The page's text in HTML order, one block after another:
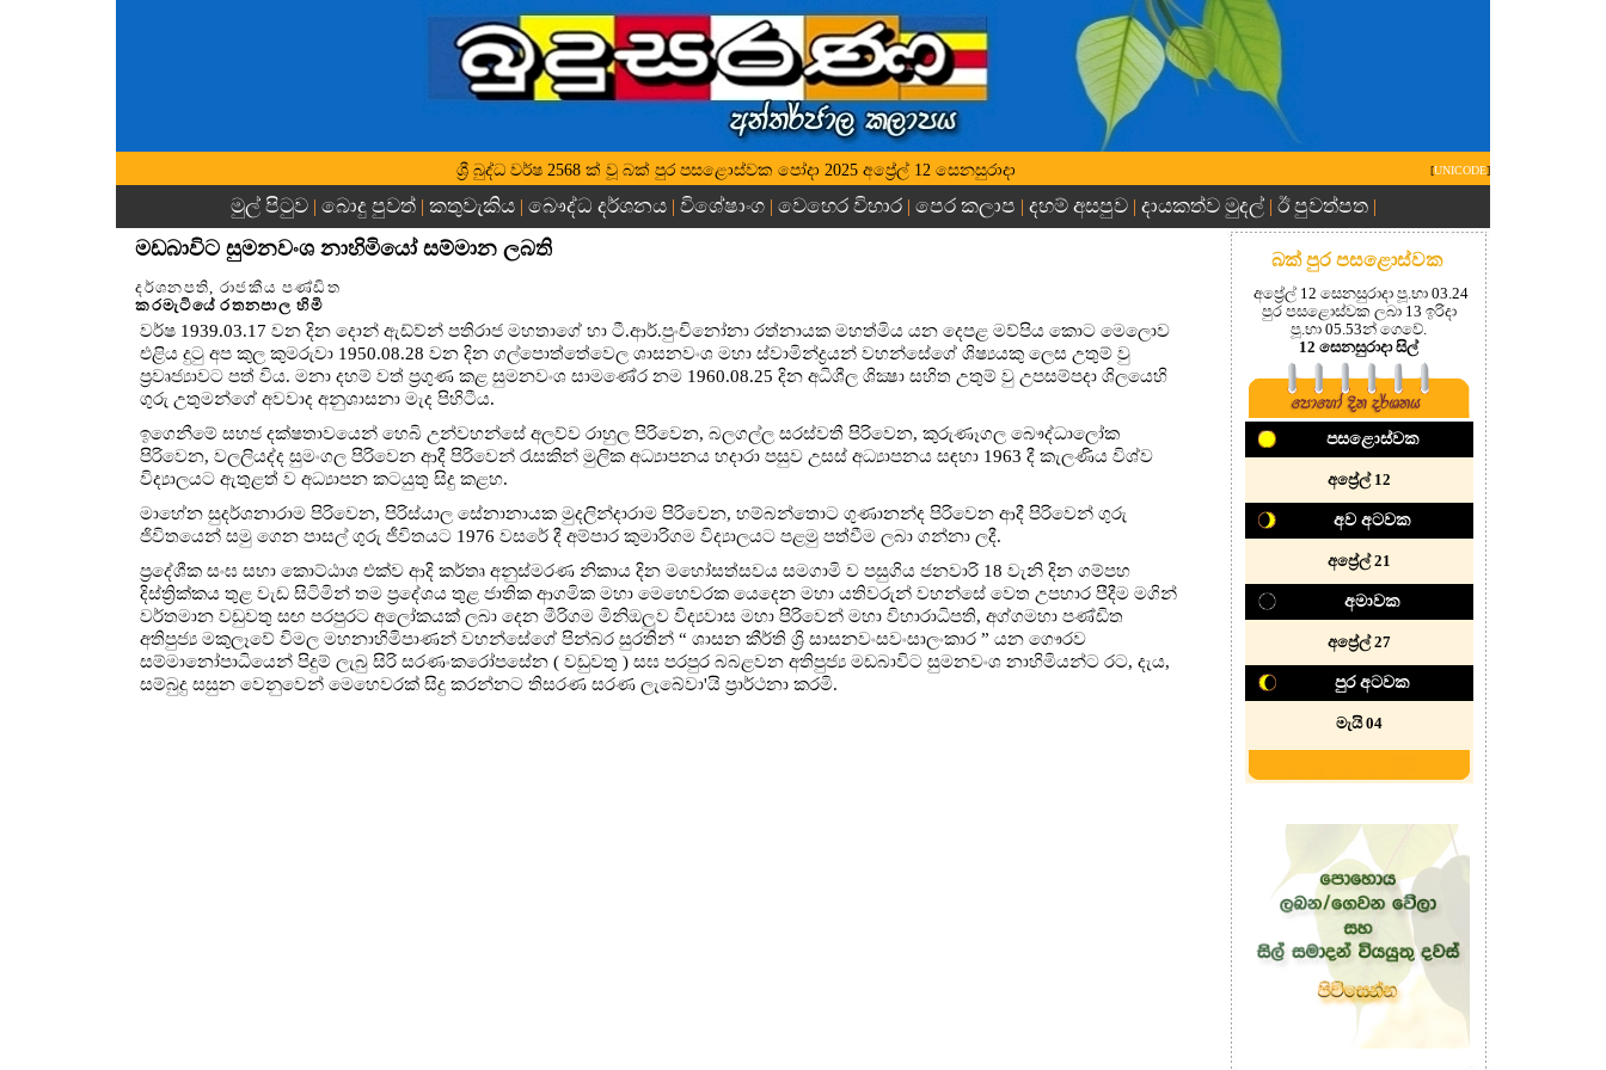
ශ්‍රී බුද්ධ වර්ෂ 2568 ක් වූ බක් පුර පසළොස්වක පෝදා 2025 අප්‍රේල් 12 සෙනසුරාදා [UNICODE]
මුල් පිටුව | බොදු පුවත්| කතුවැකිය| බෞද්ධ දර්ශනය| විශේෂාංග| වෙහෙර විහාර| පෙර කලාප | දහම් අසපුව| දායකත්ව මුදල්| ඊ පුවත්පත|
මඩබාවිට සුමනවංශ නාහිමියෝ සම්මාන ලබති
දර්ශනපති, රාජකීය පණ්ඩිත
කරමැටියේ රතනපාල හිමි
වර්ෂ 1939.03.17 වන දින දොන් ඇඩ්ව්න් පතිරාජ මහතාගේ හා ටී.ආර්.පුංචිනෝනා රත්නායක මහත්මිය යන දෙපළ මව්පිය කොට මෙලොව
එළිය දුටු අප කුල කුමරුවා 1950.08.28 වන දින ගල්පොත්තේවෙල ශාසනවංශ මහා ස්වාමින්ද්‍රයන් වහන්සේගේ ශිෂ්‍යයකු ලෙස උතුම් වු
ප්‍රවෘජ්‍යාවට පත් විය. මනා දහම් වත් ප්‍රගුණ කළ සුමනවංශ සාමණේර නම 1960.08.25 දින අධිශීල ශික්‍ෂා සහිත උතුම් වු උපසම්පදා ශිලයෙහි
ගුරු උතුමන්ගේ අවවාද අනුශාසනා මැද පිහිටීය.
ඉගෙනීමේ සහජ දක්ෂතාවයෙන් හෙබි උන්වහන්සේ අලව්ව රාහුල පිරිවෙන, බලගල්ල සරස්වතී පිරිවෙන, කුරුණෑගල බෞද්ධාලෝක
පිරිවෙන, වලලියද්ද සුමංගල පිරිවෙන ආදී පිරිවෙන් රැසකින් මුලික අධ්‍යාපනය හදාරා පසුව උසස් අධ්‍යාපනය සඳහා 1963 දී කැලණිය විශ්ව
විද්‍යාලයට ඇතුළත් ව අධ්‍යාපන කටයුතු සිදු කළහ.
මාහේන සුදර්ශනාරාම පිරිවෙන, පිරිස්යාල සේනානායක මුදලින්දාරාම පිරිවෙන, හම්බන්තොට ගුණානන්ද පිරිවෙන ආදී පිරිවෙන් ගුරු
ජිවිතයෙන් සමු ගෙන පාසල් ගුරු ජීවිතයට 1976 වසරේ දී අම්පාර කුමාරිගම විද්‍යාලයට පළමු පත්වීම ලබා ගන්නා ලදී.
ප්‍රදේශීක සංඝ සභා කොට්ඨාශ එක්ව ආදි කර්තෘ අනුස්මරණ නිකාය දින මහෝසත්සවය සමගාමි ව පසුගිය ජනවාරි 18 වැනි දින ගම්පහ
දිස්ත්‍රික්කය තුළ වැඩ සිටිමින් තම ප්‍රදේශය තුළ ජාතික ආගමික මහා මෙහෙවරක යෙදෙන මහා යතිවරුන් වහන්සේ වෙත උපහාර පීදීම මගින්
වර්තමාන වඩුවතු සඟ පරපුරට අලෝකයක් ලබා දෙන මීරිගම මිනිඔලුව විද්‍යවාස මහා පිරිවෙන් මහා විහාරාධිපති, අග්ගමහා පණ්ඩිත
අතිපුජ්‍ය මකුලෑවේ විමල මහනාහිමිපාණන් වහන්සේගේ පින්බර සුරතින් “ ශාසන කීර්ති ශ්‍රි සාසනවංසවංසාලංකාර ” යන ගෞරව
සම්මානෝපාධියෙන් පිදුම් ලැබු සිරි සරණංකරෝපසේන ( වඩුවතු ) සඝ පරපුර බබළවන අතිපුජ්‍ය මඩබාවිට සුමනවංශ නාහිමියන්ට රට, දැය,
සම්බුදු සසුන වෙනුවෙන් මෙහෙවරක් සිදු කරන්නට තිසරණ සරණ ලැබේවා'යි ප්‍රාර්ථනා කරමි.
බක් පුර පසළොස්වක
අප්‍රේල් 12 සෙනසුරාදා පූ.භා 03.24
පුර පසළොස්වක ලබා 13 ඉරිදා
පූ.භා 05.53න් ගෙවේ.
12 සෙනසුරාදා සිල්
පසළොස්වක
අප්‍රේල් 12
අව අටවක
අප්‍රේල් 21
අමාවක
අප්‍රේල් 27
පුර අටවක
මැයි 04